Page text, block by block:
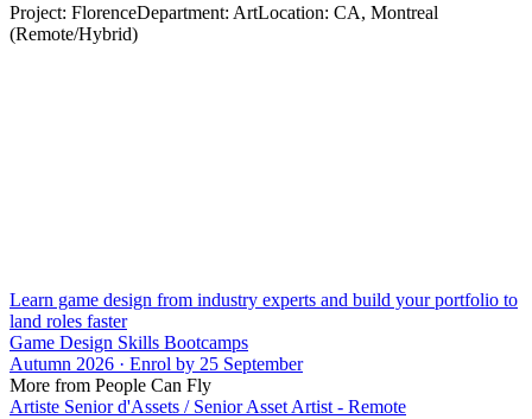
Project: FlorenceDepartment: ArtLocation: CA, Montreal
(Remote/Hybrid)
Learn game design from industry experts and build your portfolio to
land roles faster
Game Design Skills Bootcamps
Autumn 2026 · Enrol by 25 September
More from People Can Fly
Artiste Senior d'Assets / Senior Asset Artist - Remote